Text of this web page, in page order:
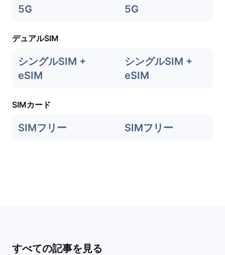
5G 5G
デュアルSIM
シングルSIM +
eSIM
シングルSIM +
eSIM
SIMカード
SIMフリー SIMフリー
すべての記事を見る